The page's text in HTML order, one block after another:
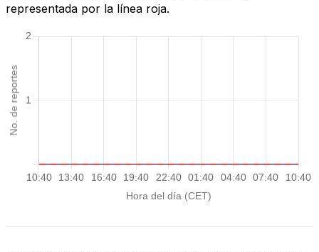
representada por la línea roja.